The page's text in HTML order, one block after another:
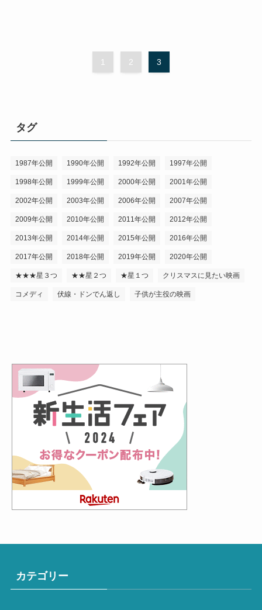
1 2 3
タグ
1987年公開 1990年公開 1992年公開 1997年公開
1998年公開 1999年公開 2000年公開 2001年公開
2002年公開 2003年公開 2006年公開 2007年公開
2009年公開 2010年公開 2011年公開 2012年公開
2013年公開 2014年公開 2015年公開 2016年公開
2017年公開 2018年公開 2019年公開 2020年公開
★★★星３つ ★★星２つ ★星１つ クリスマスに見たい映画
コメディ 伏線・ドンでん返し 子供が主役の映画
カテゴリー